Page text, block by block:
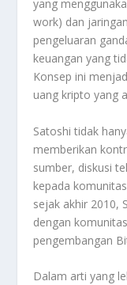
yang
work) dan
pengeluaran
keuangan yang
Konsep ini
uang kripto yang
Satoshi tidak
memberikan
sumber, diskusi
kepada
sejak akhir 2010,
dengan
pengembangan
Dalam arti yang